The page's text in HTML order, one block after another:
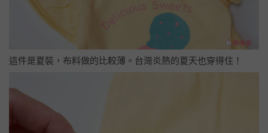
這件是夏裝，布料做的比較薄。台灣炎熱的夏天也穿得住！